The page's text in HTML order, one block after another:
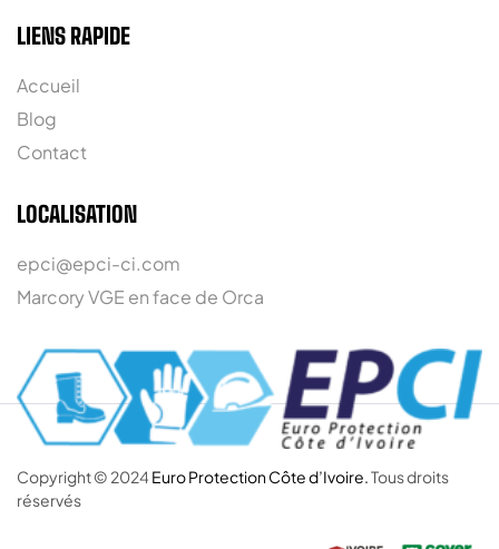
LIENS RAPIDE
Accueil
Blog
Contact
LOCALISATION
epci@epci-ci.com
Marcory VGE en face de Orca
Copyright © 2024 Euro Protection Côte d’Ivoire.Tous droits
réservés